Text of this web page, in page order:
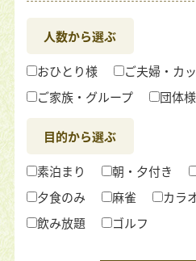
人数から選ぶ
おひとり様
ご夫婦・カ
ご家族・グループ
団体様
目的から選ぶ
素泊まり 朝・夕付き
夕食のみ
麻雀 カラ
飲み放題
ゴルフ